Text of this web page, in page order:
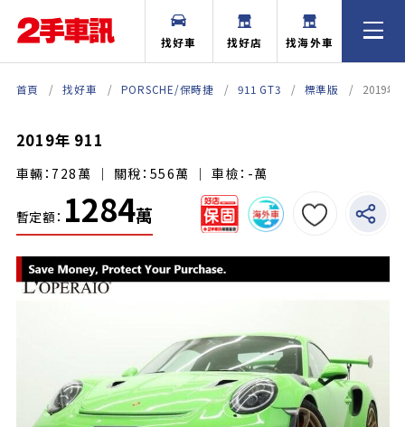
找好車 找好店 找海外車
首頁 找好車 PORSCHE/保時捷 911 GT3 標準版 2019年
2019年 911
車輛：728萬 ｜ 關稅：556萬 ｜ 車檢：-萬
暫定額： 1284萬